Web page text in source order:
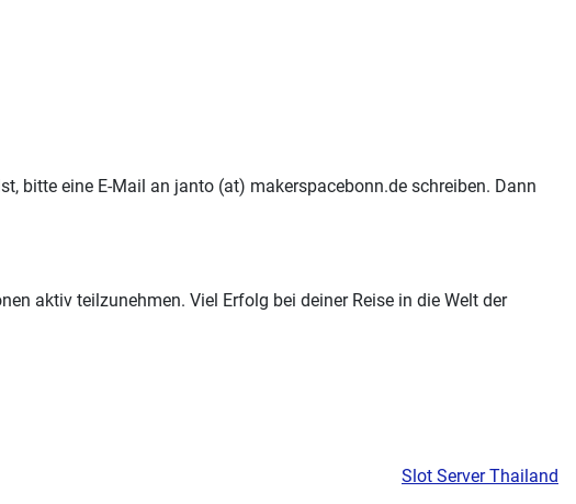
bitte eine E-Mail an janto (at) makerspacebonn.de schreiben. Dann
aktiv teilzunehmen. Viel Erfolg bei deiner Reise in die Welt der
Slot Server Thailand